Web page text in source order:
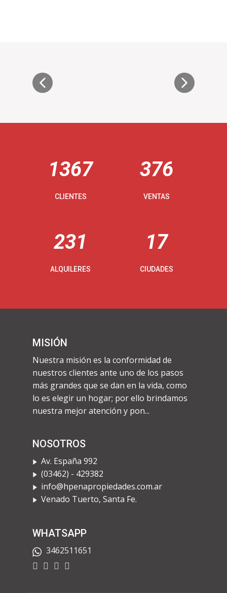
1367
CLIENTES
376
VENTAS
231
ALQUILERES
17
CIUDADES
MISIÓN
Nuestra misión es la conformidad de
nuestros clientes ante uno de los pasos
más grandes que se dan en la vida, como
lo es elegir un hogar; por ello brindamos
nuestra mejor atención y pon...
NOSOTROS
Av. España 992
​(03462) - 429382
info@hpenapropiedades.com.ar
​Venado Tuerto, Santa Fe.
WHATSAPP
3462511651